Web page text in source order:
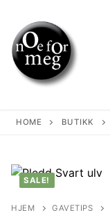
content
HOME BUTIKK
SALE!
HJEM GAVETIPS